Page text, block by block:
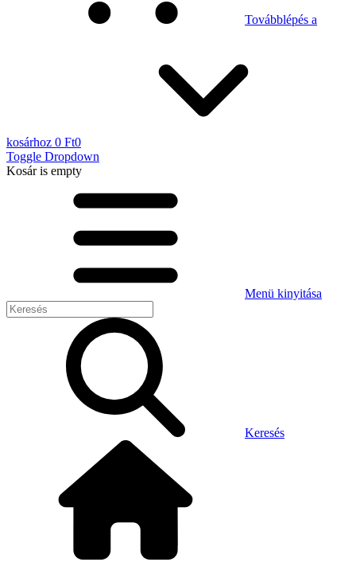
Továbblépés a
kosárhoz 0 Ft0
Toggle Dropdown
Kosáris empty
Menü kinyitása
Keresés